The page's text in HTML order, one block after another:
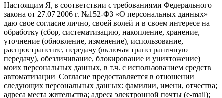
Настоящим Я, в соответствии с требованиями Федерального
закона от 27.07.2006 г. №152-ФЗ «О персональных данных»
даю свое согласие лично, своей волей и в своем интересе на
обработку (сбор, систематизацию, накопление, хранение,
уточнение (обновление, изменение), использование,
распространение, передачу (включая трансграничную
передачу), обезличивание, блокирование и уничтожение)
моих персональных данных, в т.ч. с использованием средств
автоматизации. Согласие предоставляется в отношении
следующих персональных данных: фамилии, имени, отчества;
адреса места жительства; адреса электронной почты (e-mail);